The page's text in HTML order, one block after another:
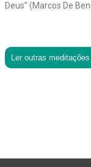
Deus” (Marcos De
Ler outras